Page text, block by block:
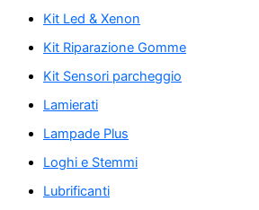
Kit Led & Xenon
Kit Riparazione Gomme
Kit Sensori parcheggio
Lamierati
Lampade Plus
Loghi e Stemmi
Lubrificanti